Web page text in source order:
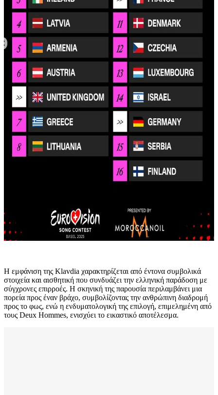
Η εμφάνιση της Klavdia χαρακτηρίζεται από έντονα συμβολικά
στοιχεία και αισθητική που συνδυάζει την ελληνική παράδοση με
σύγχρονες επιρροές. Η σκηνική της παρουσία περιλαμβάνει μια
πορεία προς έναν βράχο, συμβολίζοντας την ανθρώπινη διαδρομή
προς το φως, ενώ η ενδυματολογική της επιλογή, επιμελημένη από
τους Deux Hommes, ενισχύει το εικαστικό αποτέλεσμα.